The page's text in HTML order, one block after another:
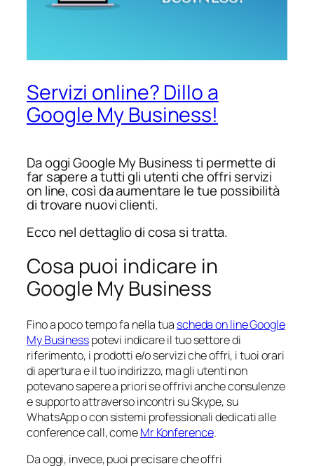
Servizi online? Dillo a
Google My Business!
Da oggi Google My Business ti permette di
far sapere a tutti gli utenti che offri servizi
on line, così da aumentare le tue possibilità
di trovare nuovi clienti.
Ecco nel dettaglio di cosa si tratta.
Cosa puoi indicare in
Google My Business
Fino a poco tempo fa nella tua scheda on line Google
My Businesspotevi indicare il tuo settore di
riferimento, i prodotti e/o servizi che offri, i tuoi orari
di apertura e il tuo indirizzo, ma gli utenti non
potevano sapere a priori se offrivi anche consulenze
e supporto attraverso incontri su Skype, su
WhatsApp o con sistemi professionali dedicati alle
conference call, comeMr Konference.
Da oggi, invece, puoi precisare che offri